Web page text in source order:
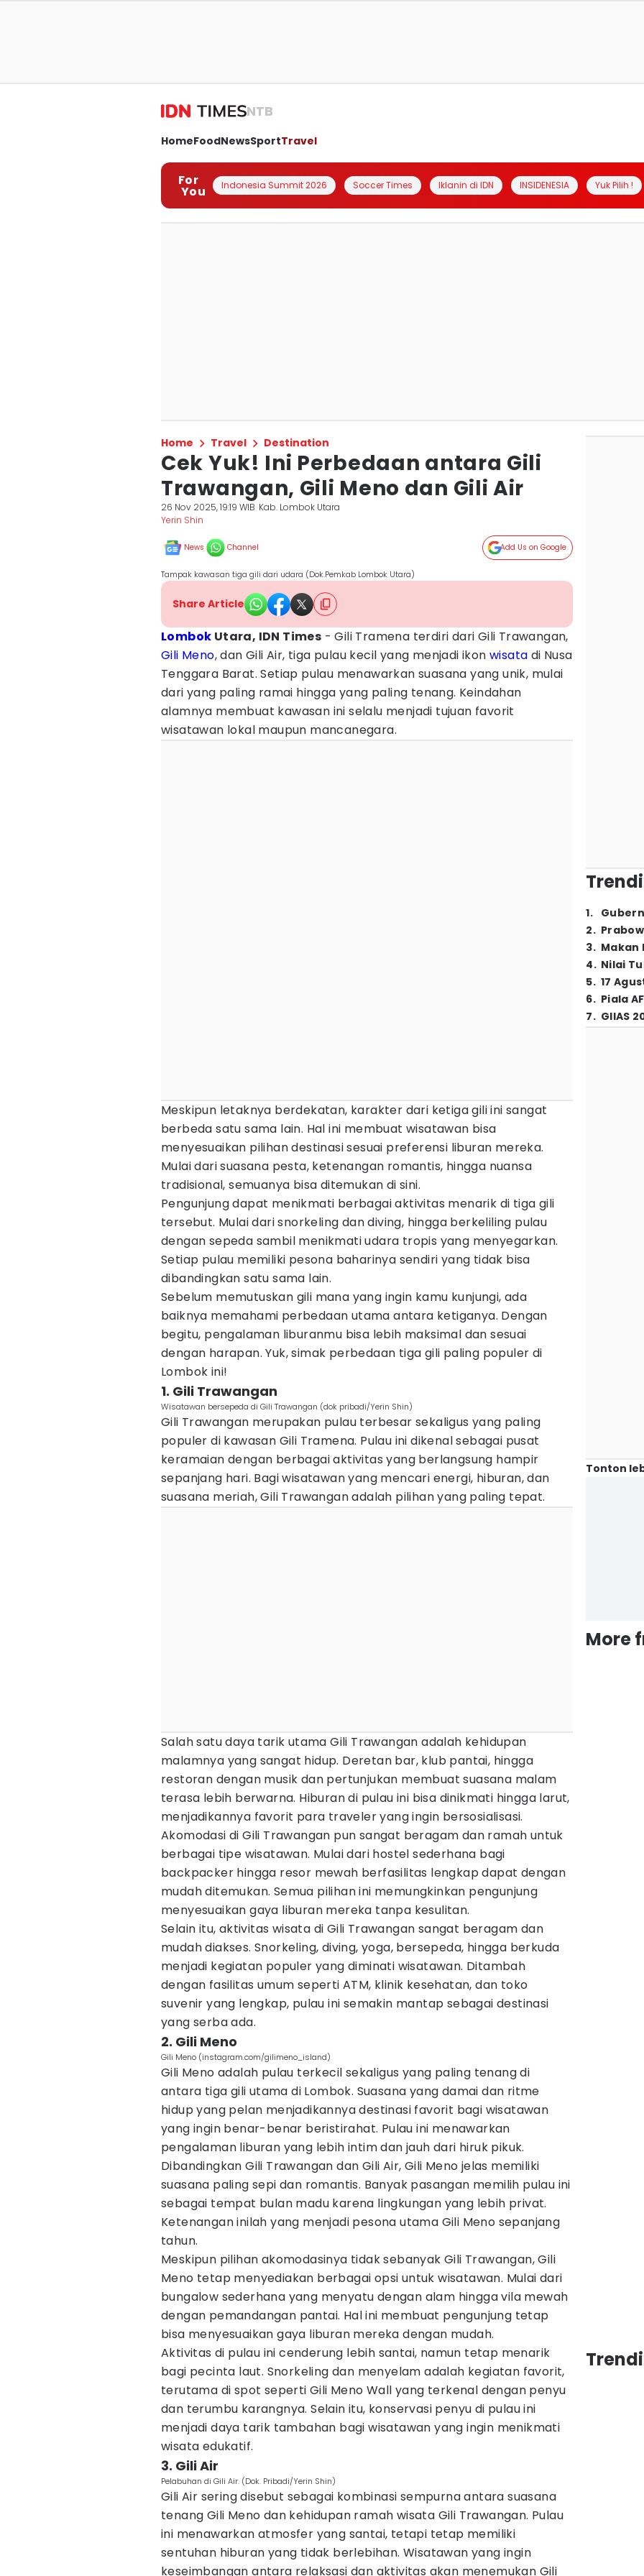
NTB
HomeFoodNewsSportTravel
For
You Indonesia Summit 2026 Soccer Times Iklanin di IDN INSIDENESIA Yuk Pilih !
Home Travel Destination
Cek Yuk! Ini Perbedaan antara Gili
Trawangan, Gili Meno dan Gili Air
26 Nov 2025, 19:19 WIB Kab. Lombok Utara
Yerin Shin
News Channel Add Us on Google
Tampak kawasan tiga gili dari udara (Dok.Pemkab Lombok Utara)
Share Article
Lombok Utara, IDN Times - Gili Tramena terdiri dari Gili Trawangan,
Gili Meno, dan Gili Air, tiga pulau kecil yang menjadi ikonwisata di Nusa
Tenggara Barat. Setiap pulau menawarkan suasana yang unik, mulai
dari yang paling ramai hingga yang paling tenang. Keindahan
alamnya membuat kawasan ini selalu menjadi tujuan favorit
wisatawan lokal maupun mancanegara.
Meskipun letaknya berdekatan, karakter dari ketiga gili ini sangat
berbeda satu sama lain. Hal ini membuat wisatawan bisa
menyesuaikan pilihan destinasi sesuai preferensi liburan mereka.
Mulai dari suasana pesta, ketenangan romantis, hingga nuansa
tradisional, semuanya bisa ditemukan di sini.
Pengunjung dapat menikmati berbagai aktivitas menarik di tiga gili
tersebut. Mulai dari snorkeling dan diving, hingga berkeliling pulau
dengan sepeda sambil menikmati udara tropis yang menyegarkan.
Setiap pulau memiliki pesona baharinya sendiri yang tidak bisa
dibandingkan satu sama lain.
Sebelum memutuskan gili mana yang ingin kamu kunjungi, ada
baiknya memahami perbedaan utama antara ketiganya. Dengan
begitu, pengalaman liburanmu bisa lebih maksimal dan sesuai
dengan harapan. Yuk, simak perbedaan tiga gili paling populer di
Lombok ini!
1. Gili Trawangan
Wisatawan bersepeda di Gili Trawangan (dok pribadi/Yerin Shin)
Gili Trawangan merupakan pulau terbesar sekaligus yang paling
populer di kawasan Gili Tramena. Pulau ini dikenal sebagai pusat
keramaian dengan berbagai aktivitas yang berlangsung hampir
sepanjang hari. Bagi wisatawan yang mencari energi, hiburan, dan
suasana meriah, Gili Trawangan adalah pilihan yang paling tepat.
Salah satu daya tarik utama Gili Trawangan adalah kehidupan
malamnya yang sangat hidup. Deretan bar, klub pantai, hingga
restoran dengan musik dan pertunjukan membuat suasana malam
terasa lebih berwarna. Hiburan di pulau ini bisa dinikmati hingga larut,
menjadikannya favorit para traveler yang ingin bersosialisasi.
Akomodasi di Gili Trawangan pun sangat beragam dan ramah untuk
berbagai tipe wisatawan. Mulai dari hostel sederhana bagi
backpacker hingga resor mewah berfasilitas lengkap dapat dengan
mudah ditemukan. Semua pilihan ini memungkinkan pengunjung
menyesuaikan gaya liburan mereka tanpa kesulitan.
Selain itu, aktivitas wisata di Gili Trawangan sangat beragam dan
mudah diakses. Snorkeling, diving, yoga, bersepeda, hingga berkuda
menjadi kegiatan populer yang diminati wisatawan. Ditambah
dengan fasilitas umum seperti ATM, klinik kesehatan, dan toko
suvenir yang lengkap, pulau ini semakin mantap sebagai destinasi
yang serba ada.
2. Gili Meno
Gili Meno (instagram.com/gilimeno_island)
Gili Meno adalah pulau terkecil sekaligus yang paling tenang di
antara tiga gili utama di Lombok. Suasana yang damai dan ritme
hidup yang pelan menjadikannya destinasi favorit bagi wisatawan
yang ingin benar-benar beristirahat. Pulau ini menawarkan
pengalaman liburan yang lebih intim dan jauh dari hiruk pikuk.
Dibandingkan Gili Trawangan dan Gili Air, Gili Meno jelas memiliki
suasana paling sepi dan romantis. Banyak pasangan memilih pulau ini
sebagai tempat bulan madu karena lingkungan yang lebih privat.
Ketenangan inilah yang menjadi pesona utama Gili Meno sepanjang
tahun.
Meskipun pilihan akomodasinya tidak sebanyak Gili Trawangan, Gili
Meno tetap menyediakan berbagai opsi untuk wisatawan. Mulai dari
bungalow sederhana yang menyatu dengan alam hingga vila mewah
dengan pemandangan pantai. Hal ini membuat pengunjung tetap
bisa menyesuaikan gaya liburan mereka dengan mudah.
Aktivitas di pulau ini cenderung lebih santai, namun tetap menarik
bagi pecinta laut. Snorkeling dan menyelam adalah kegiatan favorit,
terutama di spot seperti Gili Meno Wall yang terkenal dengan penyu
dan terumbu karangnya. Selain itu, konservasi penyu di pulau ini
menjadi daya tarik tambahan bagi wisatawan yang ingin menikmati
wisata edukatif.
3. Gili Air
Pelabuhan di Gili Air. (Dok. Pribadi/Yerin Shin)
Gili Air sering disebut sebagai kombinasi sempurna antara suasana
tenang Gili Meno dan kehidupan ramah wisata Gili Trawangan. Pulau
ini menawarkan atmosfer yang santai, tetapi tetap memiliki
sentuhan hiburan yang tidak berlebihan. Wisatawan yang ingin
keseimbangan antara relaksasi dan aktivitas akan menemukan Gili
1.
2.
3. Makan
4. Nilai
5. 17
6. Piala
7. GIIAS
Tonton
More